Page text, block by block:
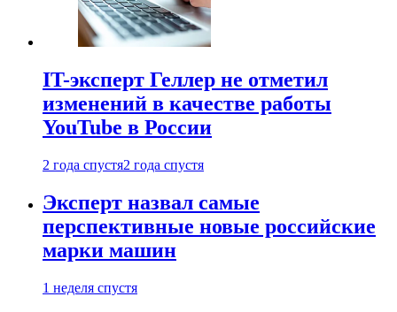
IT-эксперт Геллер не отметил
изменений в качестве работы
YouTube в России
2 года спустя2 года спустя
Эксперт назвал самые
перспективные новые российские
марки машин
1 неделя спустя